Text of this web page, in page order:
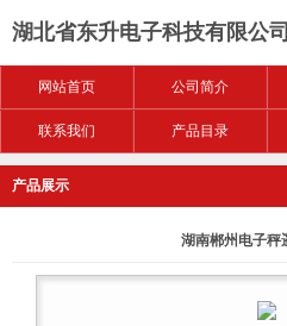
湖北省东升电子科技有限公司
网站首页 公司简介
联系我们 产品目录
产品展示
湖南郴州电子秤